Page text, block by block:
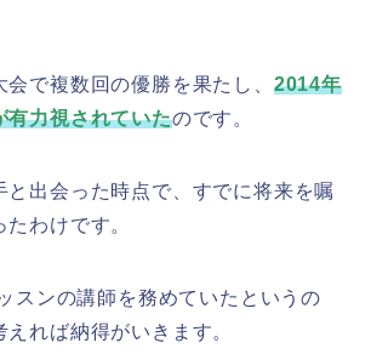
で複数回の優勝を果たし、 2014年
有力視されていたのです。
と出会った時点で、すでに将来を嘱
わけです。
スンの講師を務めていたというの
れば納得がいきます。